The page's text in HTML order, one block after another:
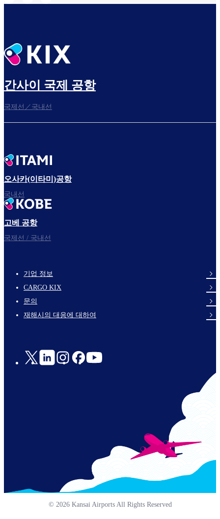
간사이 국제 공항
국제선／국내선
오사카(이타미)공항
국내선
고베 공항
국제선 / 국내선
footer-
links-
en-
기업 정보
CARGO KIX
문의
재해시의 대응에 대하여
Social
© 2026 Kansai Airports All Rights Reserved